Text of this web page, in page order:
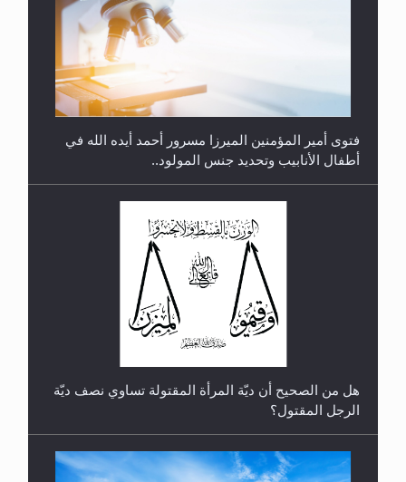
رأيٌ في لغة المسيح الموعود عليه السلام.. 4...
فتوى أمير المؤمنين الميرزا مسرور أحمد أيده الله في
أطفال الأنابيب وتحديد جنس المولود..
الرجل المقتول؟